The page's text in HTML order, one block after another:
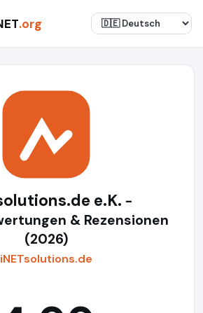
.org
e.K. -
& Rezensionen
(2026)
iNETsolutions.de